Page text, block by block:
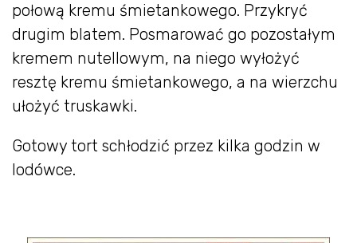
połową kremu śmietankowego. Przykryć
drugim blatem. Posmarować go pozostałym
kremem nutellowym, na niego wyłożyć
resztę kremu śmietankowego, a na wierzchu
ułożyć truskawki.
Gotowy tort schłodzić przez kilka godzin w
lodówce.